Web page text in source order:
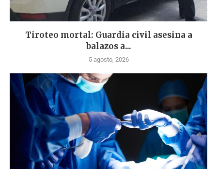
Tiroteo mortal: Guardia civil asesina a
balazos a...
5 agosto, 2026